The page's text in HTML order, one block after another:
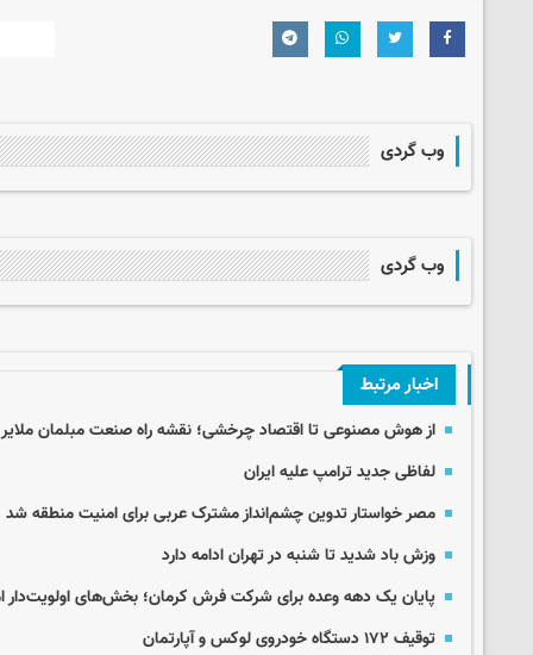
وب گردی
وب گردی
اخبار مرتبط
از هوش مصنوعی تا اقتصاد چرخشی؛ نقشه راه صنعت مبلمان ملایر
لفاظی جدید ترامپ علیه ایران
مصر خواستار تدوین چشم‌انداز مشترک عربی برای امنیت منطقه شد
وزش باد شدید تا شنبه در تهران ادامه دارد
پایان یک دهه وعده برای شرکت فرش کرمان؛ بخش‌های
توقیف ۱۷۲ دستگاه خودروی لوکس و آپارتمان